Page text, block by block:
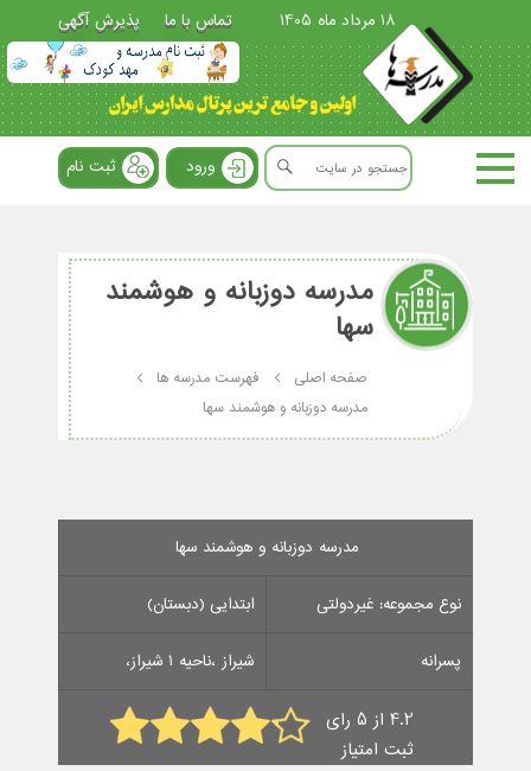
18 مرداد ماه 1405 تماس با ما پذیرش آگهی
ورود ثبت نام
مدرسه دوزبانه و هوشمند
سها
صفحه اصلی
فهرست مدرسه ها
مدرسه دوزبانه و هوشمند سها
مدرسه دوزبانه و هوشمند سها
نوع مجموعه: غیردولتی ابتدایی (دبستان)
پسرانه شیراز ،ناحیه 1 شیراز،
4.2 از 5 رای
ثبت امتیاز